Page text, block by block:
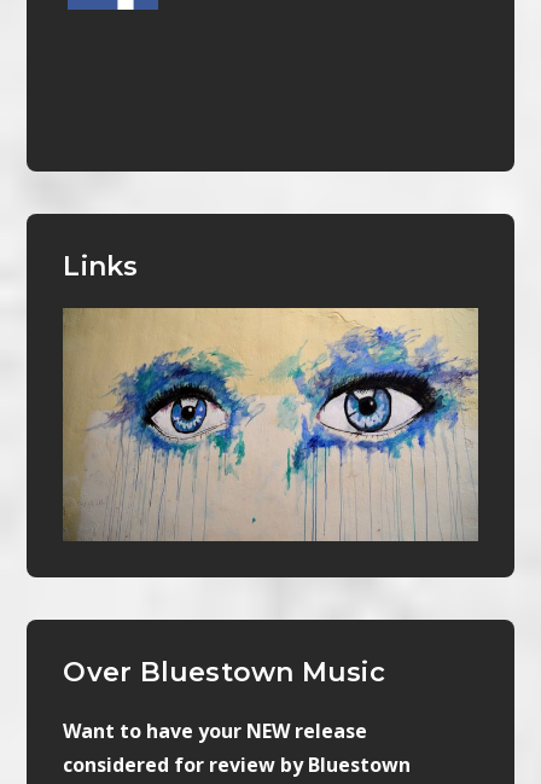
Links
Over Bluestown Music
Want to have your NEW release
considered for review by Bluestown